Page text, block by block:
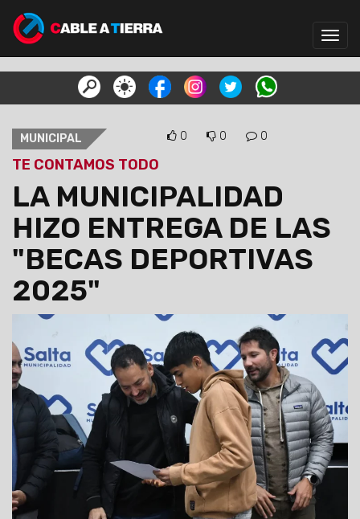
MUNICIPAL 0 0 0
TE CONTAMOS TODO
LA MUNICIPALIDAD
HIZO ENTREGA DE LAS
"BECAS DEPORTIVAS
2025"